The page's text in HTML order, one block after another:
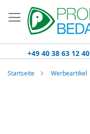
Inhalt
springen
+49 40 38 63 12 40
Startseite Werbeartikel